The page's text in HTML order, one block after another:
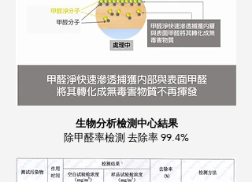
生物分析檢測中心結果
除甲醛率檢測 去除率 99.4%